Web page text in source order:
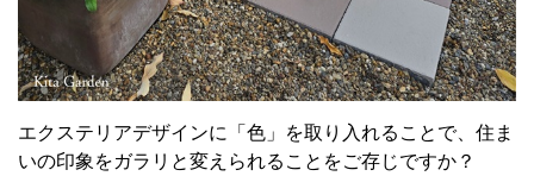
エクステリアデザインに「色」を取り入れることで、住ま
いの印象をガラリと変えられることをご存じですか？